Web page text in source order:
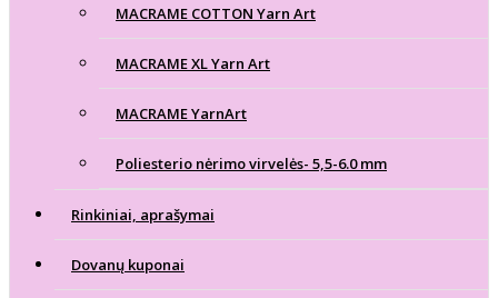
MACRAME COTTON Yarn Art
MACRAME XL Yarn Art
MACRAME YarnArt
Poliesterio nėrimo virvelės- 5,5-6.0 mm
Rinkiniai, aprašymai
Dovanų kuponai